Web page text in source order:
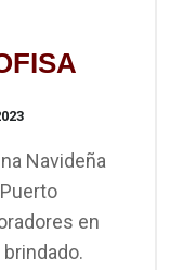
Navideña
en